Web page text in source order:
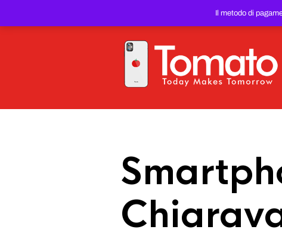
Il metodo di
PREZZO DEL WEB!